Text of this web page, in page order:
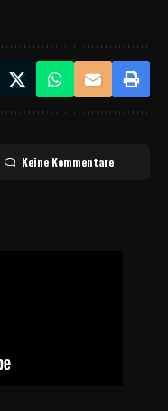
Keine Kommentare